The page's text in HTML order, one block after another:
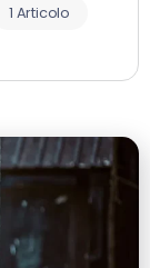
1 Articolo